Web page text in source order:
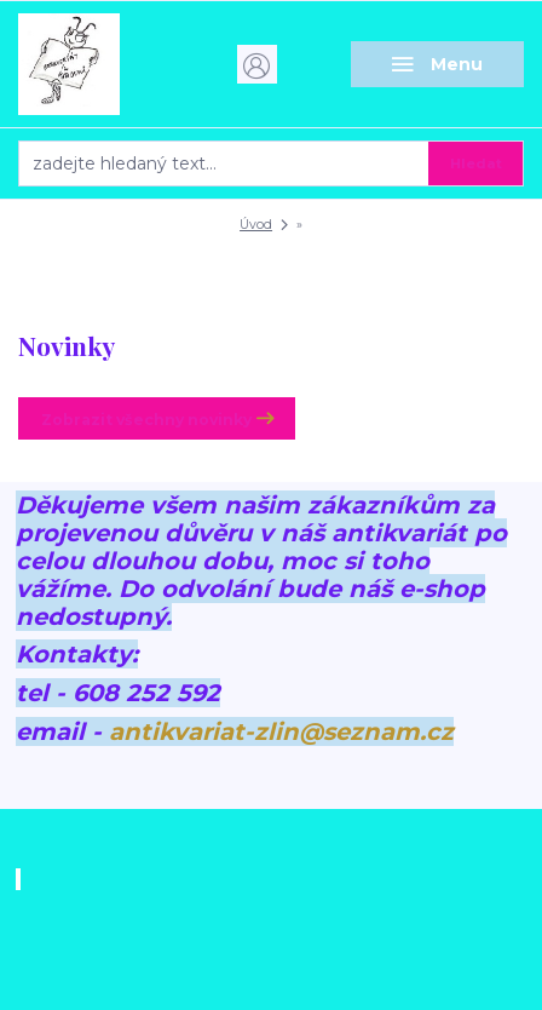
Menu
Úvod »
Novinky
Děkujeme všem našim zákazníkům za
projevenou důvěru v náš antikvariát po
celou dlouhou dobu, moc si toho
vážíme. Do odvolání bude náš e-shop
nedostupný.
Kontakty:
tel - 608 252 592
email - antikvariat-zlin@seznam.cz